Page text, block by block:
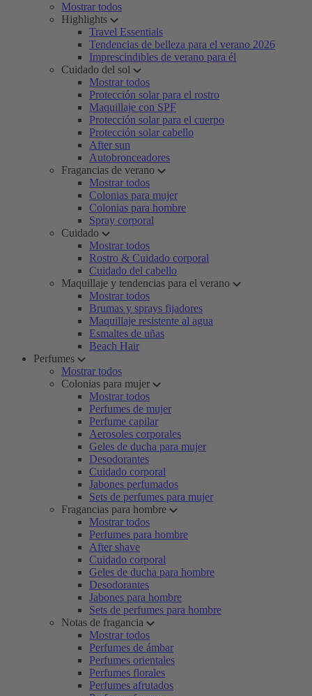
Mostrar todos
Highlights
Travel Essentials
Tendencias de belleza para el verano 2026
Imprescindibles de verano para él
Cuidado del sol
Mostrar todos
Protección solar para el rostro
Maquillaje con SPF
Protección solar para el cuerpo
Protección solar cabello
After sun
Autobronceadores
Fragancias de verano
Mostrar todos
Colonias para mujer
Colonias para hombre
Spray corporal
Cuidado
Mostrar todos
Rostro & Cuidado corporal
Cuidado del cabello
Maquillaje y tendencias para el verano
Mostrar todos
Brumas y sprays fijadores
Maquillaje resistente al agua
Esmaltes de uñas
Beach Hair
Perfumes
Mostrar todos
Colonias para mujer
Mostrar todos
Perfumes de mujer
Perfume capilar
Aerosoles corporales
Geles de ducha para mujer
Desodorantes
Cuidado corporal
Jabones perfumados
Sets de perfumes para mujer
Fragancias para hombre
Mostrar todos
Perfumes para hombre
After shave
Cuidado corporal
Geles de ducha para hombre
Desodorantes
Jabones para hombre
Sets de perfumes para hombre
Notas de fragancia
Mostrar todos
Perfumes de ámbar
Perfumes orientales
Perfumes florales
Perfumes afrutados